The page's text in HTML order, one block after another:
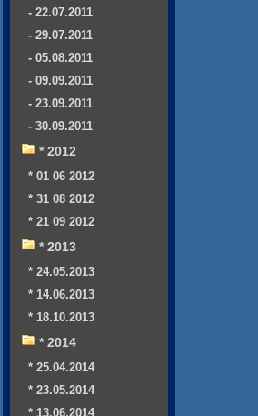
- 22.07.2011
- 29.07.2011
- 05.08.2011
- 09.09.2011
- 23.09.2011
- 30.09.2011
* 2012
* 01 06 2012
* 31 08 2012
* 21 09 2012
* 2013
* 24.05.2013
* 14.06.2013
* 18.10.2013
* 2014
* 25.04.2014
* 23.05.2014
* 13.06.2014